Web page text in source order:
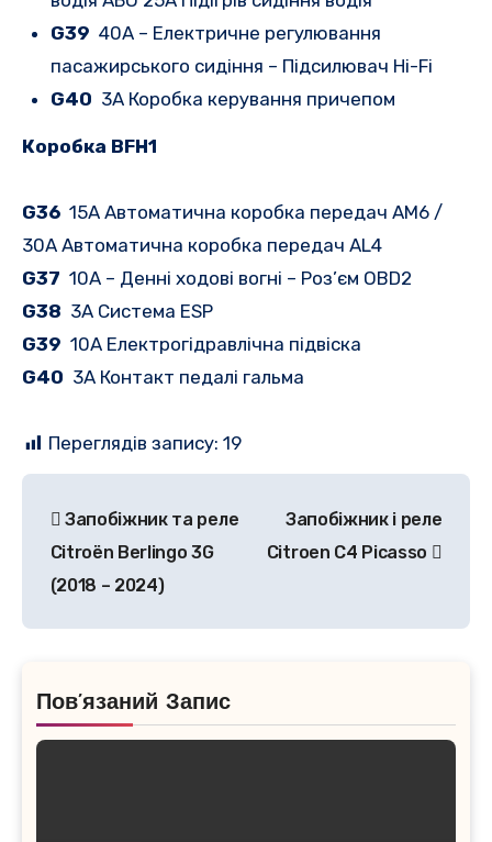
G39 40A – Електричне регулювання
пасажирського сидіння – Підсилювач Hi-Fi
G40 3A Коробка керування причепом
Коробка BFH1
G36 15A Автоматична коробка передач AM6 /
30A Автоматична коробка передач AL4
G37 10A – Денні ходові вогні – Роз’єм OBD2
G38 3A Система ESP
G39 10A Електрогідравлічна підвіска
G40 3A Контакт педалі гальма
Переглядів запису: 19
записів
Запобіжник та реле
Citroën Berlingo 3G
(2018 – 2024)
Запобіжник і реле
Citroen C4 Picasso
Пов’язаний Запис